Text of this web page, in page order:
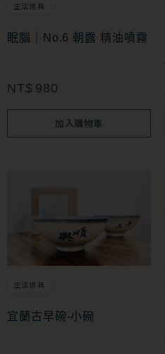
生活道具
眠腦｜No.6 朝露 精油噴霧
NT$ 980
加入購物車
生活道具
宜蘭古早碗-小碗